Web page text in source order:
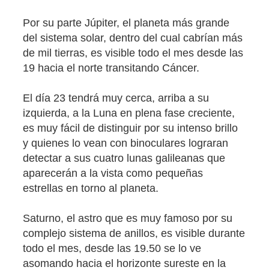
Por su parte Júpiter, el planeta más grande
del sistema solar, dentro del cual cabrían más
de mil tierras, es visible todo el mes desde las
19 hacia el norte transitando Cáncer.
El día 23 tendrá muy cerca, arriba a su
izquierda, a la Luna en plena fase creciente,
es muy fácil de distinguir por su intenso brillo
y quienes lo vean con binoculares lograran
detectar a sus cuatro lunas galileanas que
aparecerán a la vista como pequeñas
estrellas en torno al planeta.
Saturno, el astro que es muy famoso por su
complejo sistema de anillos, es visible durante
todo el mes, desde las 19.50 se lo ve
asomando hacia el horizonte sureste en la